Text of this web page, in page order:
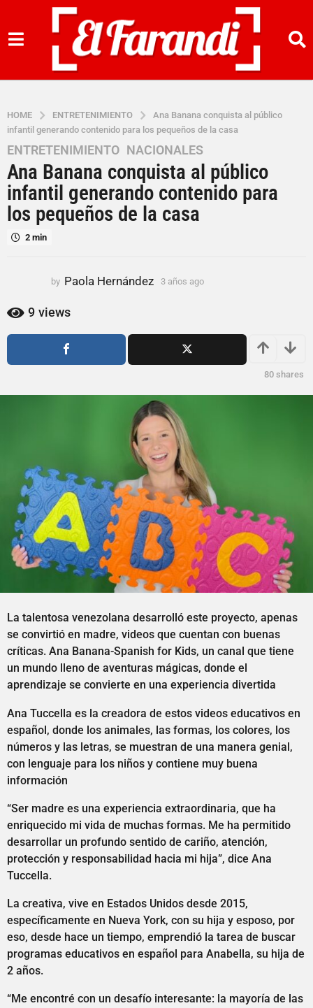
HOME ENTRETENIMIENTO
Ana Banana conquista al público
infantil generando contenido para los pequeños de la casa
3
a
ñ
o
s
a
ñ
o
a
ENTRETENIMIENTO ,NACIONALES
Ana Banana conquista al público
infantil generando contenido para
los pequeños de la casa
2 min
by Paola Hernández 3 años ago
s
9 views
80 shares
La talentosa venezolana desarrolló este proyecto, apenas
se convirtió en madre, videos que cuentan con buenas
críticas. Ana Banana-Spanish for Kids, un canal que tiene
un mundo lleno de aventuras mágicas, donde el
aprendizaje se convierte en una experiencia divertida
Ana Tuccella es la creadora de estos videos educativos en
español, donde los animales, las formas, los colores, los
números y las letras, se muestran de una manera genial,
con lenguaje para los niños y contiene muy buena
información
“Ser madre es una experiencia extraordinaria, que ha
enriquecido mi vida de muchas formas. Me ha permitido
desarrollar un profundo sentido de cariño, atención,
protección y responsabilidad hacia mi hija”, dice Ana
Tuccella.
La creativa, vive en Estados Unidos desde 2015,
específicamente en Nueva York, con su hija y esposo, por
eso, desde hace un tiempo, emprendió la tarea de buscar
programas educativos en español para Anabella, su hija de
2 años.
“Me encontré con un desafío interesante: la mayoría de las